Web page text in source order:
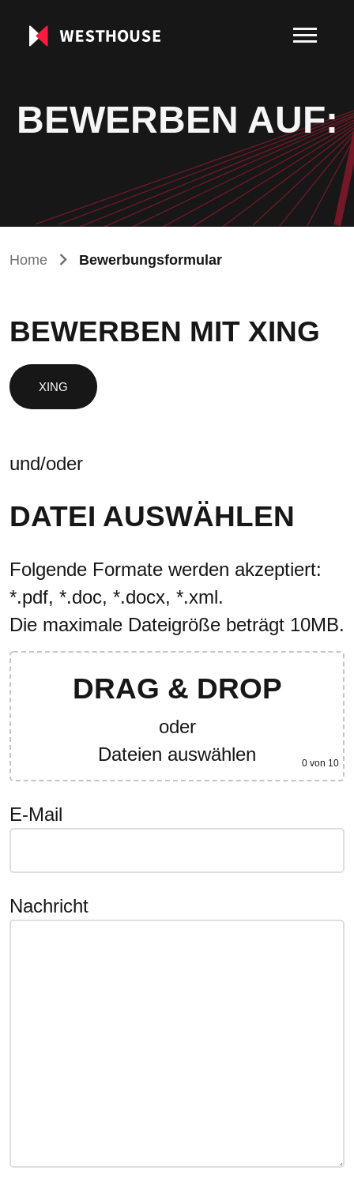
BEWERBEN AUF:
Home Bewerbungsformular
BEWERBEN MIT XING
und/oder
DATEI AUSWÄHLEN
Folgende Formate werden akzeptiert:
*.pdf, *.doc, *.docx, *.xml.
Die maximale Dateigröße beträgt 10MB.
DRAG & DROP
oder
Dateien auswählen
0 von 10
E-Mail
Nachricht